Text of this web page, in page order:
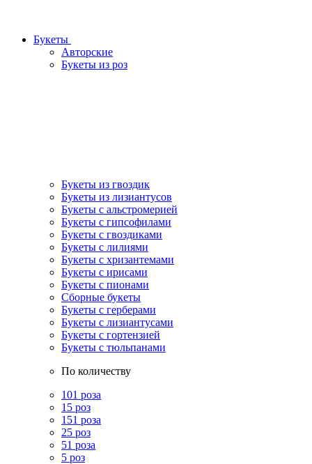
Букеты
Авторские
Букеты из роз
Букеты из гвоздик
Букеты из лизиантусов
Букеты с альстромерией
Букеты с гипсофилами
Букеты с гвоздиками
Букеты с лилиями
Букеты с хризантемами
Букеты с ирисами
Букеты с пионами
Сборные букеты
Букеты с герберами
Букеты с лизиантусами
Букеты с гортензией
Букеты с тюльпанами
По количеству
101 роза
15 роз
151 роза
25 роз
51 роза
5 роз